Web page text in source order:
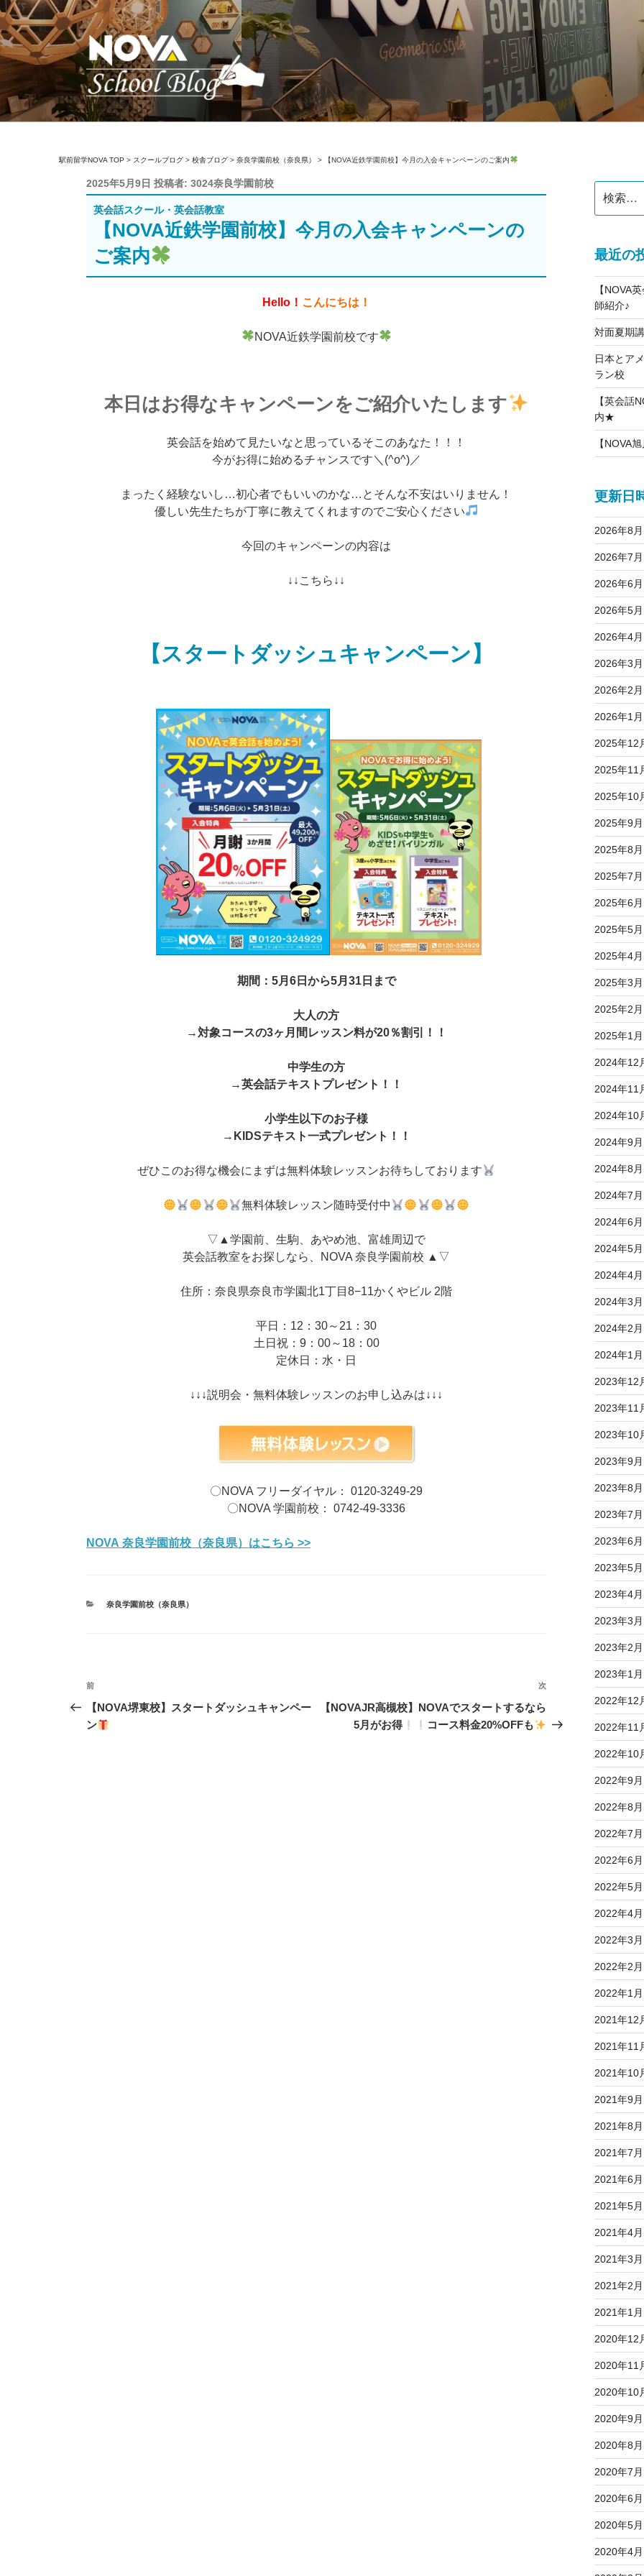
コ
ン
テ
ン
ス
駅前留学NOVA TOP > スクールブログ > 校舎ブログ > 奈良学園前校（奈良県） > 【NOVA近鉄学園前校】今月の入会キャンペーンのご案内
投
稿
日:
2025年5月9日 投稿者: 3024奈良学園前校
英会話スクール・英会話教室
【NOVA近鉄学園前校】今月の入会キャンペーンの
ご案内
Hello！ こんにちは！
NOVA近鉄学園前校です
本日はお得なキャンペーンをご紹介いたします
英会話を始めて見たいなと思っているそこのあなた！！！
今がお得に始めるチャンスです＼(^o^)／
まったく経験ないし…初心者でもいいのかな…とそんな不安はいりません！
優しい先生たちが丁寧に教えてくれますのでご安心ください
今回のキャンペーンの内容は
↓↓こちら↓↓
【スタートダッシュキャンペーン】
期間：5月6日から5月31日まで
大人の方
→対象コースの3ヶ月間レッスン料が20％割引！！
中学生の方
→英会話テキストプレゼント！！
小学生以下のお子様
→ KIDSテキスト一式プレゼント！！
ぜひこのお得な機会にまずは無料体験レッスンお待ちしております
無料体験レッスン随時受付中
▽▲学園前、生駒、あやめ池、富雄周辺で
英会話教室をお探しなら、NOVA 奈良学園前校 ▲▽
住所：奈良県奈良市学園北1丁目8−11かくやビル 2階
平日：12：30～21：30
土日祝：9：00～18：00
定休日：水・日
↓↓↓説明会・無料体験レッスンのお申し込みは↓↓↓
〇NOVA フリーダイヤル： 0120-3249-29
〇NOVA 学園前校： 0742-49-3336
NOVA 奈良学園前校（奈良県）はこちら >>
カ
奈良学園前校（奈良県）
投
稿
ナ
前
の
投
前
【NOVA堺東校】スタートダッシュキャンペー
ン
次
投
次
【NOVAJR高槻校】NOVAでスタートするなら
5月がお得
コース料金20%OFFも
索:
最近の
【NOVA
師紹介♪
対面夏期
日本とア
ラン校
【英会話
内★
【NOVA
更新日
2026年8月
2026年7月
2026年6月
2026年5月
2026年4月
2026年3月
2026年2月
2026年1月
2025年12
2025年11
2025年10
2025年9月
2025年8月
2025年7月
2025年6月
2025年5月
2025年4月
2025年3月
2025年2月
2025年1月
2024年12
2024年11
2024年10
2024年9月
2024年8月
2024年7月
2024年6月
2024年5月
2024年4月
2024年3月
2024年2月
2024年1月
2023年12
2023年11
2023年10
2023年9月
2023年8月
2023年7月
2023年6月
2023年5月
2023年4月
2023年3月
2023年2月
2023年1月
2022年12
2022年11
2022年10
2022年9月
2022年8月
2022年7月
2022年6月
2022年5月
2022年4月
2022年3月
2022年2月
2022年1月
2021年12
2021年11
2021年10
2021年9月
2021年8月
2021年7月
2021年6月
2021年5月
2021年4月
2021年3月
2021年2月
2021年1月
2020年12
2020年11
2020年10
2020年9月
2020年8月
2020年7月
2020年6月
2020年5月
2020年4月